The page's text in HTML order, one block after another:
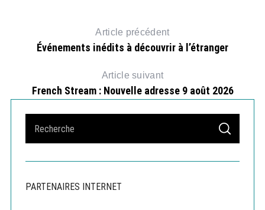
Article précédent
Événements inédits à découvrir à l’étranger
Article suivant
French Stream : Nouvelle adresse 9 août 2026
r
h
S
A
C
PARTENAIRES INTERNET